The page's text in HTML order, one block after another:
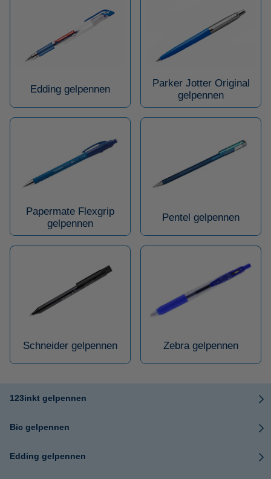
Edding gelpennen
Parker Jotter Original
gelpennen
Papermate Flexgrip
gelpennen
Pentel gelpennen
Schneider gelpennen Zebra gelpennen
123inkt gelpennen
Bic gelpennen
Edding gelpennen